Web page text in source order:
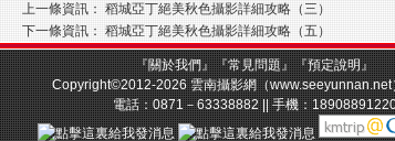
上一條資訊： 稻城亞丁絕美秋色攝影詳細攻略（三）
下一條資訊： 稻城亞丁絕美秋色攝影詳細攻略（五）
『關於我們』『常見問題』『預定說明』
Copyright©2012-2026雲南攝影網（www.seeyunnan.net
電話：0871－63338882 || 手機：